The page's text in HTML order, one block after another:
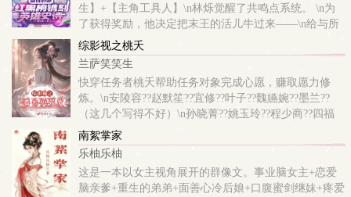
生】+【主角工具人】\n林烁觉醒了共鸣点系统。 \n为
了获得奖励，他决定把末王的活儿牛过来——\n给与所
有人充分了解自己命运的权利！ \n俗称剧透。\n自此，
史诗中的英雄，和各怀哲学...
综影视之桃夭
兰萨笑笑生
快穿任务者桃夭帮助任务对象完成心愿，赚取愿力修
炼。\n安陵容??赵默笙??宜修??叶子??魏嬿婉??墨兰??
（这几个写得不好）\n孙晓菁??姚玉玲??程少商??四福
晋??云之羽cp宫远徵??陈婉茵??三生三世cp折颜??高晞
月??贝微微??冯...
南絮掌家
乐柚乐柚
这是一本以女主视角展开的群像文。事业脑女主+恋爱
脑亲爹+重生的弟弟+面善心冷后娘+口腹蜜剑继妹+疼爱